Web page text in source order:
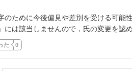
のために今後偏見や差別を受ける可能
には該当しませんので，氏の変更を認
た 0